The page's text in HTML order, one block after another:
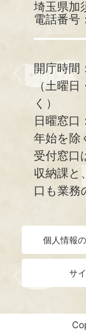
埼玉県加
電話番号
開庁時間
（土曜日
く）
日曜窓口
年始を除
受付窓口
収納課と
口も業務
個人情報
サ